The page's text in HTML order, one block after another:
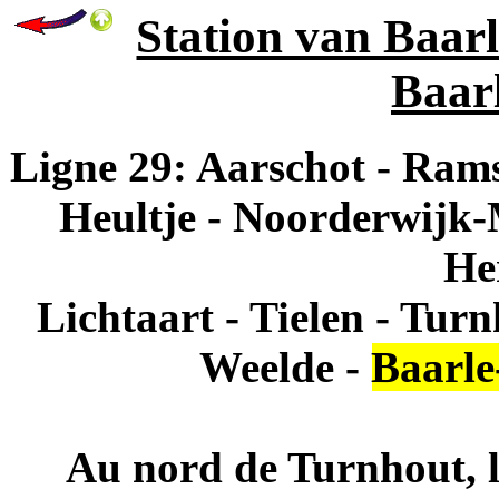
Station van
Ligne 29: Aarschot -
Heultje - Noorderwijk-
Lichtaart - Tielen -
Weelde -
Au nord de Turnhout,